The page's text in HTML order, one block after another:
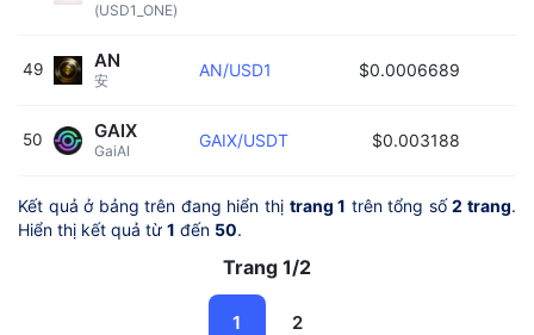
(USD1_ONE)
49
安
AN AN/USD1 $0.0006689
50
GaiAI
GAIX GAIX/USDT $0.003188
Kết quả ở bảng trên đang hiển thị trang 1 trên tổng số2 trang.
Hiển thị kết quả từ 1 đến 50.
Trang 1/2
1 2